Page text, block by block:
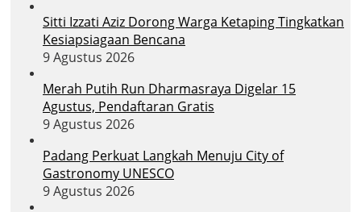
Sitti Izzati Aziz Dorong Warga Ketaping Tingkatkan
Kesiapsiagaan Bencana
9 Agustus 2026
Merah Putih Run Dharmasraya Digelar 15
Agustus, Pendaftaran Gratis
9 Agustus 2026
Padang Perkuat Langkah Menuju City of
Gastronomy UNESCO
9 Agustus 2026